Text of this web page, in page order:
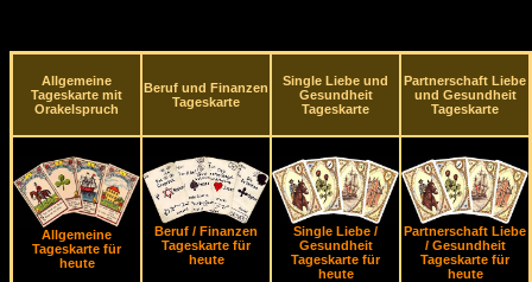
Allgemeine
Tageskarte mit
Orakelspruch
Beruf und Finanzen
Tageskarte
Single Liebe und
Gesundheit
Tageskarte
Partnerschaft Liebe
und Gesundheit
Tageskarte
Allgemeine
Tageskarte für
heute
Beruf / Finanzen
Tageskarte für
heute
Single Liebe /
Gesundheit
Tageskarte für
heute
Partnerschaft Liebe
/ Gesundheit
Tageskarte für
heute